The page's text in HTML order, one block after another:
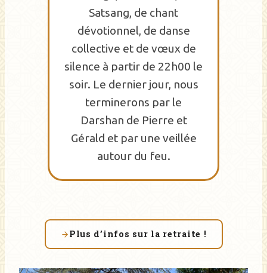
Satsang, de chant
dévotionnel, de danse
collective et de vœux de
silence à partir de 22h00 le
soir. Le dernier jour, nous
terminerons par le
Darshan de Pierre et
Gérald et par une veillée
autour du feu.
Plus d’infos sur la retraite !